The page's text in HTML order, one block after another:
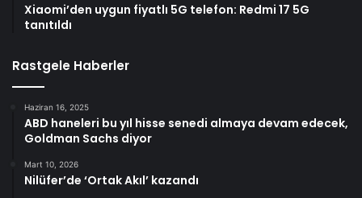
Xiaomi’den uygun fiyatlı 5G telefon: Redmi 17 5G
tanıtıldı
Rastgele Haberler
Haziran 16, 2025
ABD haneleri bu yıl hisse senedi almaya devam edecek,
Goldman Sachs diyor
Mart 10, 2026
Nilüfer’de ‘Ortak Akıl’ kazandı